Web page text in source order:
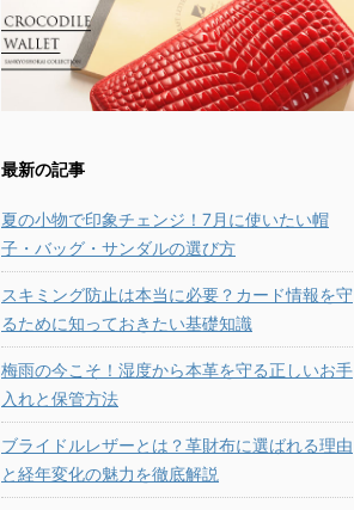
最新の記事
夏の小物で印象チェンジ！7月に使いたい帽
子・バッグ・サンダルの選び方
スキミング防止は本当に必要？カード情報を守
るために知っておきたい基礎知識
梅雨の今こそ！湿度から本革を守る正しいお手
入れと保管方法
ブライドルレザーとは？革財布に選ばれる理由
と経年変化の魅力を徹底解説